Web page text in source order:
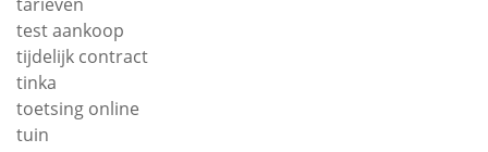
test aankoop
tijdelijk contract
tinka
toetsing online
tuin